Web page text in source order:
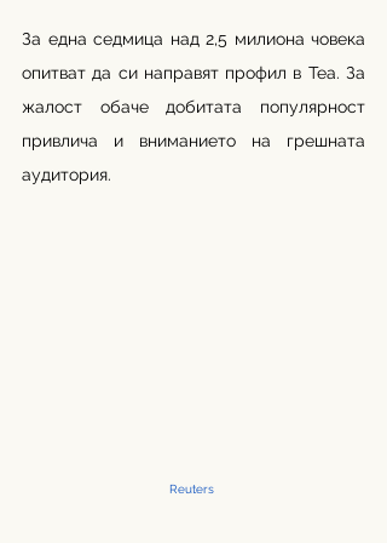
За една седмица над 2,5 милиона човека
опитват да си направят профил в Tea. За
жалост обаче добитата популярност
привлича и вниманието на грешната
аудитория.
Reuters